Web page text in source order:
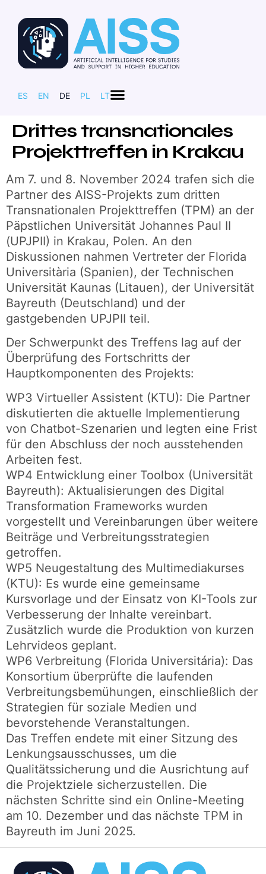
ES EN DE PL LT
Drittes transnationales
Projekttreffen in Krakau
Am 7. und 8. November 2024 trafen sich die
Partner des AISS-Projekts zum dritten
Transnationalen Projekttreffen (TPM) an der
Päpstlichen Universität Johannes Paul II
(UPJPII) in Krakau, Polen. An den
Diskussionen nahmen Vertreter der Florida
Universitària (Spanien), der Technischen
Universität Kaunas (Litauen), der Universität
Bayreuth (Deutschland) und der
gastgebenden UPJPII teil.
Der Schwerpunkt des Treffens lag auf der
Überprüfung des Fortschritts der
Hauptkomponenten des Projekts:
WP3 Virtueller Assistent (KTU): Die Partner
diskutierten die aktuelle Implementierung
von Chatbot-Szenarien und legten eine Frist
für den Abschluss der noch ausstehenden
Arbeiten fest.
WP4 Entwicklung einer Toolbox (Universität
Bayreuth): Aktualisierungen des Digital
Transformation Frameworks wurden
vorgestellt und Vereinbarungen über weitere
Beiträge und Verbreitungsstrategien
getroffen.
WP5 Neugestaltung des Multimediakurses
(KTU): Es wurde eine gemeinsame
Kursvorlage und der Einsatz von KI-Tools zur
Verbesserung der Inhalte vereinbart.
Zusätzlich wurde die Produktion von kurzen
Lehrvideos geplant.
WP6 Verbreitung (Florida Universitária): Das
Konsortium überprüfte die laufenden
Verbreitungsbemühungen, einschließlich der
Strategien für soziale Medien und
bevorstehende Veranstaltungen.
Das Treffen endete mit einer Sitzung des
Lenkungsausschusses, um die
Qualitätssicherung und die Ausrichtung auf
die Projektziele sicherzustellen. Die
nächsten Schritte sind ein Online-Meeting
am 10. Dezember und das nächste TPM in
Bayreuth im Juni 2025.